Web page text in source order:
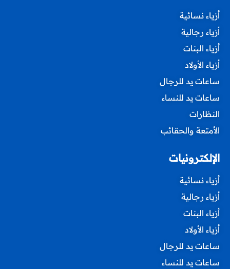
أزياء نسائية
أزياء رجالية
أزياء البنات
أزياء الأولاد
ساعات يد للرجال
ساعات يد للنساء
النظارات
الأمتعة والحقائب
الإلكترونيات
أزياء نسائية
أزياء رجالية
أزياء البنات
أزياء الأولاد
ساعات يد للرجال
ساعات يد للنساء